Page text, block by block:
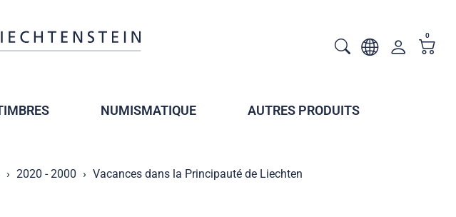
0
NUMISMATIQUE AUTRES PRODUITS
2020 - 2000 Vacances dans la Principauté de Liechten